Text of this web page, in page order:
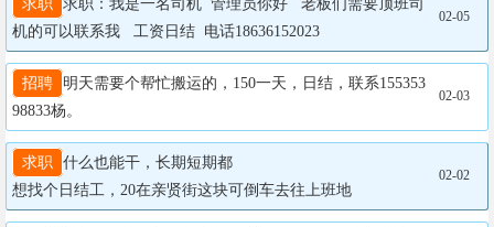
求职
求职：我是一名司机  管理员你好   老板们需要顶班司
机的可以联系我   工资日结  电话18636152023
02-05
招聘
明天需要个帮忙搬运的，150一天，日结，联系155353
98833杨。
02-03
求职
什么也能干，长期短期都
想找个日结工，20在亲贤街这块可倒车去往上班地
02-02